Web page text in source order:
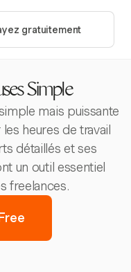
gratuitement
Simple
mais puissante
heures de travail
détaillés et ses
un outil essentiel
freelances.